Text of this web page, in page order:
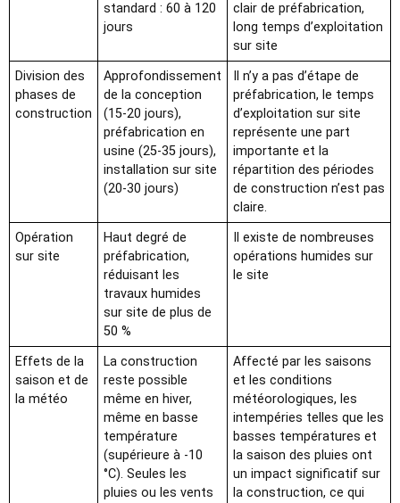
standard : 60 à 120
jours
clair de préfabrication,
long temps d’exploitation
sur site
Division des
phases de
construction
Approfondissement
de la conception
(15-20 jours),
préfabrication en
usine (25-35 jours),
installation sur site
(20-30 jours)
Il n’y a pas d’étape de
préfabrication, le temps
d’exploitation sur site
représente une part
importante et la
répartition des périodes
de construction n’est pas
claire.
Opération
sur site
Haut degré de
préfabrication,
réduisant les
travaux humides
sur site de plus de
50 %
Il existe de nombreuses
opérations humides sur
le site
Effets de la
saison et de
la météo
La construction
reste possible
même en hiver,
même en basse
température
(supérieure à -10
°C). Seules les
pluies ou les vents
Affecté par les saisons
et les conditions
météorologiques, les
intempéries telles que les
basses températures et
la saison des pluies ont
un impact significatif sur
la construction, ce qui